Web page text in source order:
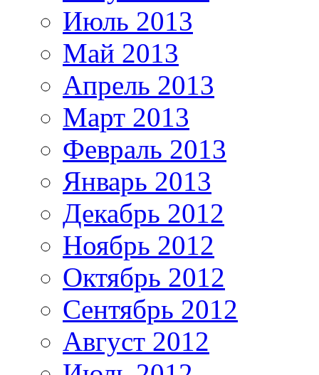
Июль 2013
Май 2013
Апрель 2013
Март 2013
Февраль 2013
Январь 2013
Декабрь 2012
Ноябрь 2012
Октябрь 2012
Сентябрь 2012
Август 2012